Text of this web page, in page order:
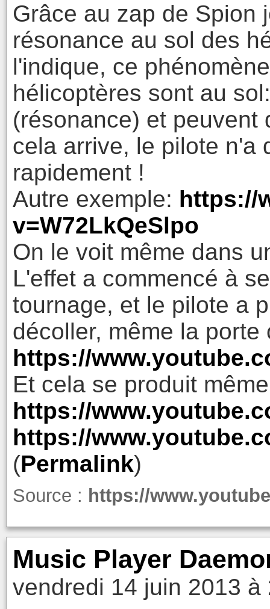
Grâce au zap de Spion
résonance au sol des
l'indique, ce
hélicoptères sont au
(résonance) et peuvent
cela arrive, le pilote n'a
rapidement !
Autre exemple: https://
v=W72LkQeSlpo
On le voit même dans
L'effet a commencé à
tournage, et le pilote a
décoller, même la porte
https://
Et cela se produit
https://
https://
(Permalink)
Source : https://
Music Player
vendredi 14 juin 2013 à